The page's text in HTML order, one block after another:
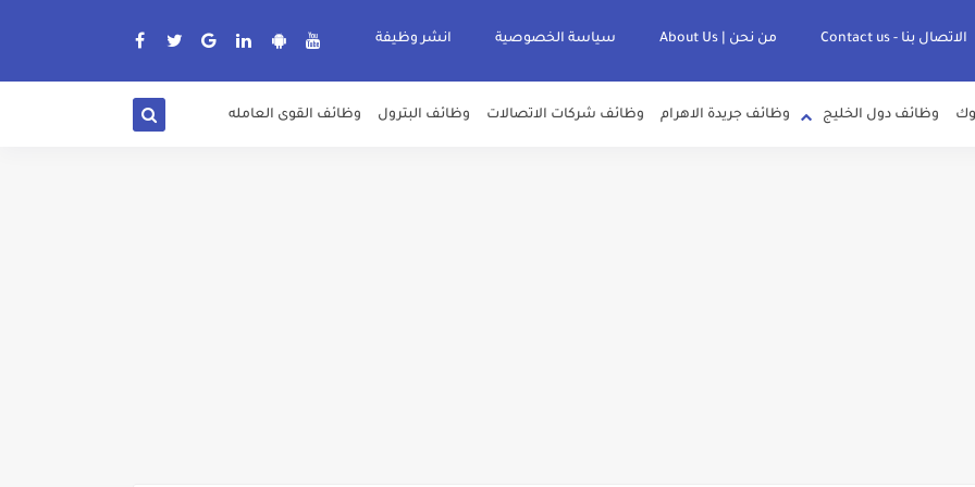
الاتصال بنا - Contact us من نحن | About Us سياسة الخصوصية انشر وظيفة
وظائف دول الخليج وظائف جريدة الاهرام وظائف شركات الاتصالات وظائف البترول وظائف القوى العامله